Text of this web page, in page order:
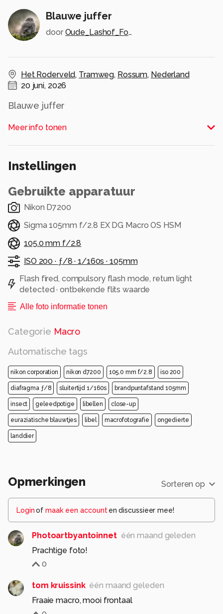
Blauwe juffer
door Oude_Lashof_Fotografie
Het Roderveld, Tramweg, Rossum, Nederland
20 juni, 2026
Blauwe juffer
Alle rechten voorbehouden
Meer info tonen
Instellingen
Gebruikte apparatuur
Nikon D7200
Sigma 105mm f/2.8 EX DG Macro OS HSM
105.0 mm f/2.8
ISO 200 · ƒ/8 ·1/160s ·105mm
Flash fired, compulsory flash mode, return light
detected · ontbekende flits waarde
Alle foto informatie tonen
Categorie Macro
Automatische tags
nikon corporation nikon d7200 105.0 mm f/2.8 iso 200
diafragma ƒ/8 sluitertijd 1/160s brandpuntafstand 105mm
insect geleedpotige libellen close-up
euraziatische blauwtjes libel macrofotografie ongedierte
landdier
Opmerkingen Sorteren op
Loginof maak een account en discussieer mee!
Photoartbyantoinnet één maand geleden
Prachtige foto!
0
tom kruissink één maand geleden
Fraaie macro, mooi frontaal